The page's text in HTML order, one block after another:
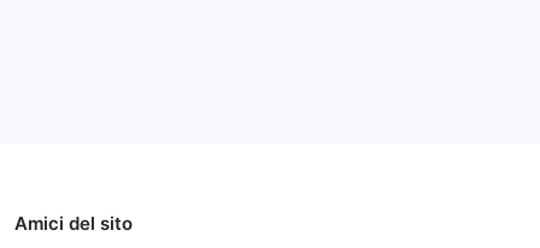
Amici del sito